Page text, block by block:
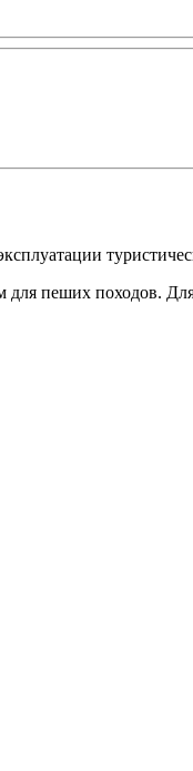
пеших походов.